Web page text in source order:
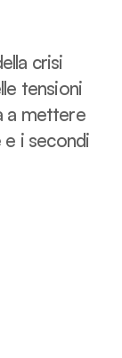
crisi
tensioni
a mettere
e i secondi